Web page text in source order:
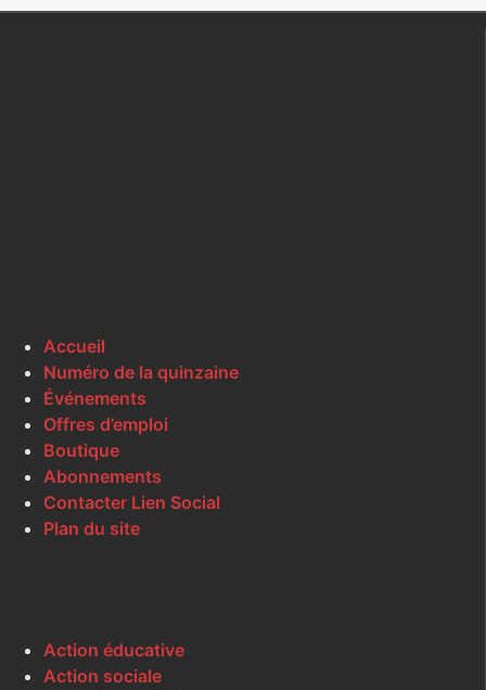
Accueil
Numéro de la quinzaine
Événements
Offres d’emploi
Boutique
Abonnements
Contacter Lien Social
Plan du site
Action éducative
Action sociale